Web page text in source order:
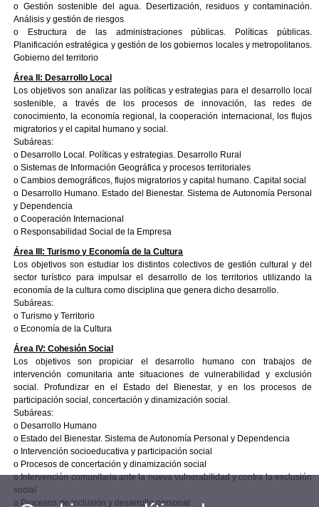
o Gestión sostenible del agua. Desertización, residuos y contaminación.
Análisis y gestión de riesgos
o Estructura de las administraciones públicas. Políticas públicas.
Planificación estratégica y gestión de los gobiernos locales y metropolitanos.
Gobierno del territorio
Área II: Desarrollo Local
Los objetivos son analizar las políticas y estrategias para el desarrollo local
sostenible, a través de los procesos de innovación, las redes de
conocimiento, la economía regional, la cooperación internacional, los flujos
migratorios y el capital humano y social.
Subáreas:
o Desarrollo Local. Políticas y estrategias. Desarrollo Rural
o Sistemas de Información Geográfica y procesos territoriales
o Cambios demográficos, flujos migratorios y capital humano. Capital social
o Desarrollo Humano. Estado del Bienestar. Sistema de Autonomía Personal
y Dependencia
o Cooperación Internacional
o Responsabilidad Social de la Empresa
Área III: Turismo y Economía de la Cultura
Los objetivos son estudiar los distintos colectivos de gestión cultural y del
sector turístico para impulsar el desarrollo de los territorios utilizando la
economía de la cultura como disciplina que genera dicho desarrollo.
Subáreas:
o Turismo y Territorio
o Economía de la Cultura
Área IV: Cohesión Social
Los objetivos son propiciar el desarrollo humano con trabajos de
intervención comunitaria ante situaciones de vulnerabilidad y exclusión
social. Profundizar en el Estado del Bienestar, y en los procesos de
participación social, concertación y dinamización social.
Subáreas:
o Desarrollo Humano
o Estado del Bienestar. Sistema de Autonomía Personal y Dependencia
o Intervención socioeducativa y participación social
o Procesos de concertación y dinamización social
o Intervención comunitaria ante la nueva vulnerabilidad y contra la exclusión
social
o Procesos de inclusión y desarrollo personal